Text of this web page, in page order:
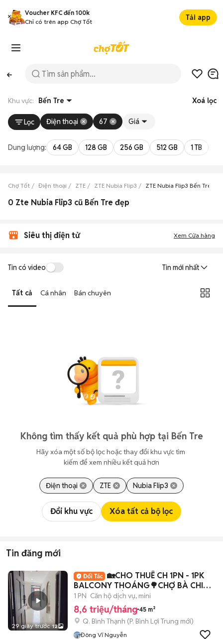
Voucher KFC đến 100k
Chỉ có trên app Chợ Tốt
Tải app
Khu vực: Bến Tre Xoá lọc
Lọc Điện thoại 67 Giá
Dung lượng: 64 GB 128 GB 256 GB 512 GB 1 TB
Chợ Tốt Điện thoại ZTE ZTE Nubia Flip3 ZTE Nubia Flip3 Bến Tre
0 Zte Nubia Flip3 cũ Bến Tre đẹp
Siêu thị điện tử Xem Cửa hàng
Tin có video Tin mới nhất
Tất cả Cá nhân Bán chuyên
Không tìm thấy kết quả phù hợp tại Bến Tre
Hãy xóa một số bộ lọc hoặc thay đổi khu vực tìm
kiếm để xem nhiều kết quả hơn
Điện thoại ZTE Nubia Flip3
Đổi khu vực Xóa tất cả bộ lọc
Tin đăng mới
29 giây trước 12
🏡CHO THUÊ CH 1PN - 1PK
BALCONY THOÁNG🌳CHỢ BÀ CHIỂU
🌻THANG MÁY✨45M2✨
1 PN Căn hộ dịch vụ, mini
8,6 triệu/tháng 45 m²
Q. Bình Thạnh (P. Bình Lợi Trung mới)
Đông Vĩ Nguyễn